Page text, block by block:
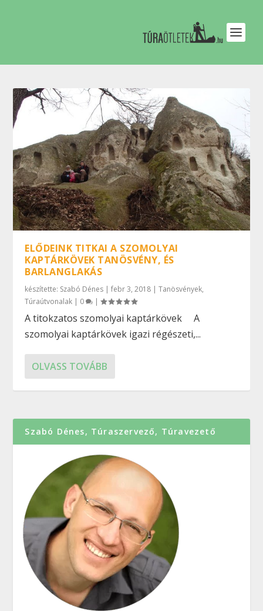
ELŐDEINK TITKAI A SZOMOLYAI
KAPTÁRKÖVEK TANÖSVÉNY, ÉS
BARLANGLAKÁS
készítette: Szabó Dénes |febr 3, 2018 |Tanösvények,
Túraútvonalak | 0 |
A titokzatos szomolyai kaptárkövek A
szomolyai kaptárkövek igazi régészeti,...
OLVASS TOVÁBB
Szabó Dénes, Túraszervező, Túravezető